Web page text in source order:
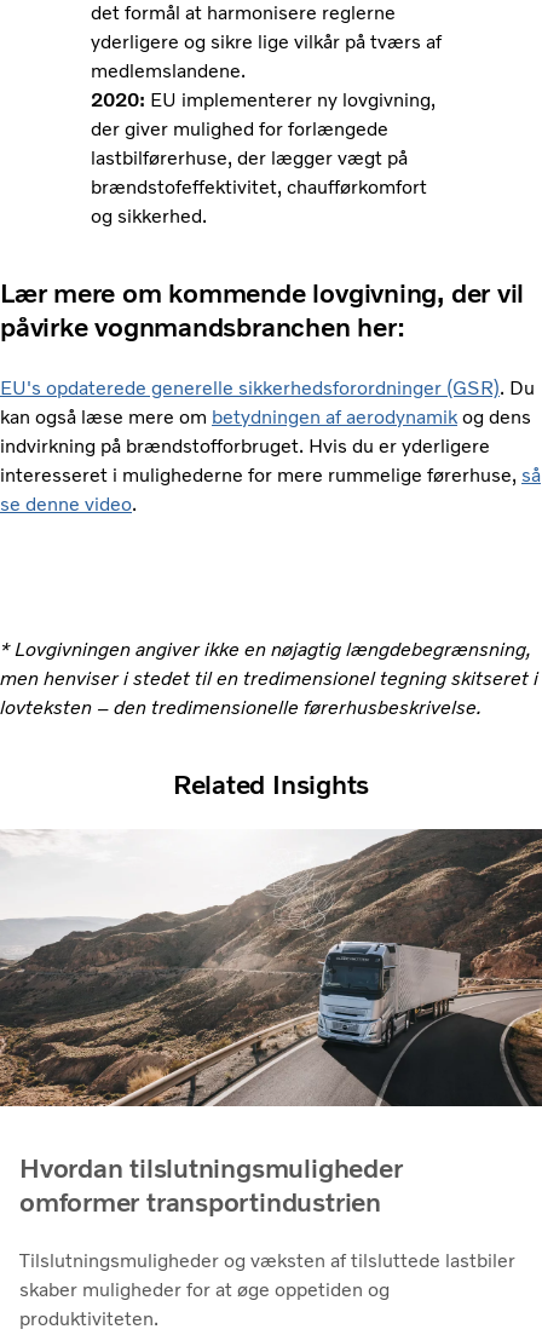
det formål at harmonisere reglerne
yderligere og sikre lige vilkår på tværs af
medlemslandene.
2020: EU implementerer ny lovgivning,
der giver mulighed for forlængede
lastbilførerhuse, der lægger vægt på
brændstofeffektivitet, chaufførkomfort
og sikkerhed.
Lær mere om kommende lovgivning, der vil
påvirke vognmandsbranchen her:
EU's opdaterede generelle sikkerhedsforordninger (GSR). Du
kan også læse mere om betydningen af ​​aerodynamik og dens
indvirkning på brændstofforbruget. Hvis du er yderligere
interesseret i mulighederne for mere rummelige førerhuse, så
se denne video.
* Lovgivningen angiver ikke en nøjagtig længdebegrænsning,
men henviser i stedet til en tredimensionel tegning skitseret i
lovteksten – den tredimensionelle førerhusbeskrivelse.
Related Insights
Hvordan tilslutningsmuligheder
omformer transportindustrien
Tilslutningsmuligheder og væksten af ​​tilsluttede lastbiler
skaber muligheder for at øge oppetiden og
produktiviteten.